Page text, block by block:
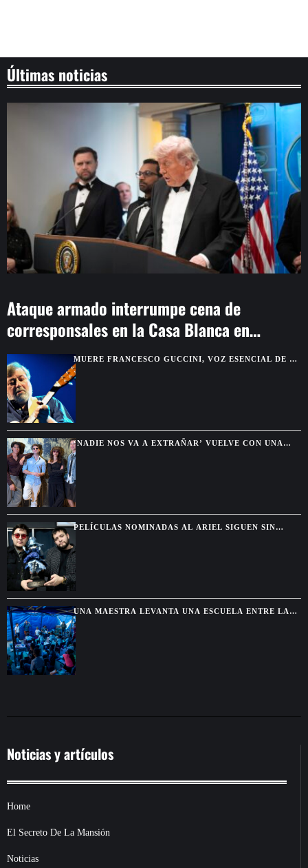
Últimas noticias
Ataque armado interrumpe cena de
corresponsales en la Casa Blanca en
WashingtonMUERE FRANCESCO GUCCINI, VOZ ESENCIAL DE LA
CANCIÓN SOCIAL ITALIANA, A LOS 86 AÑOS
‘NADIE NOS VA A EXTRAÑAR’ VUELVE CON UNA
TEMPORADA MARCADA POR LA PÉRDIDA Y LA
CRISIS
PELÍCULAS NOMINADAS AL ARIEL SIGUEN SIN
UNA MAESTRA LEVANTA UNA ESCUELA ENTRE LAS
CARPAS DE LOS DAMNIFICADOS EN VENEZUELA
Noticias y artículos
Home
El Secreto De La Mansión
Noticias